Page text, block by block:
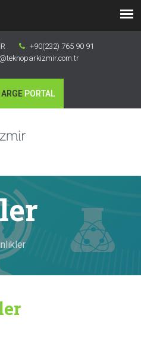
+90(232) 765 90 91
ARGE PORTAL